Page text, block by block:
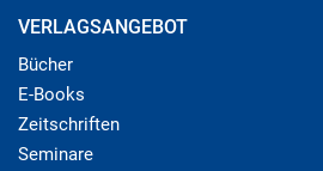
VERLAGSANGEBOT
Bücher
E-Books
Zeitschriften
Seminare